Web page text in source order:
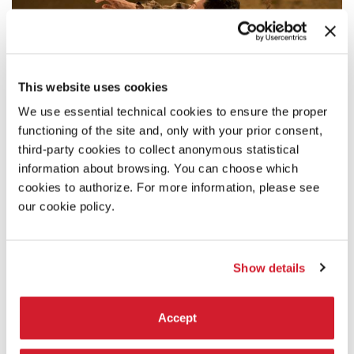
This website uses cookies
We use essential technical cookies to ensure the proper
functioning of the site and, only with your prior consent,
third-party cookies to collect anonymous statistical
information about browsing. You can choose which
cookies to authorize. For more information, please see
our cookie policy.
Show details
Accept
FRANCESCA FOSCARINI - VOCAZIONE